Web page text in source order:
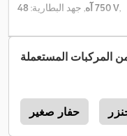
750 آه
, جهد البطارية: 48 V,
المركبات المستعملة
حفار صغير